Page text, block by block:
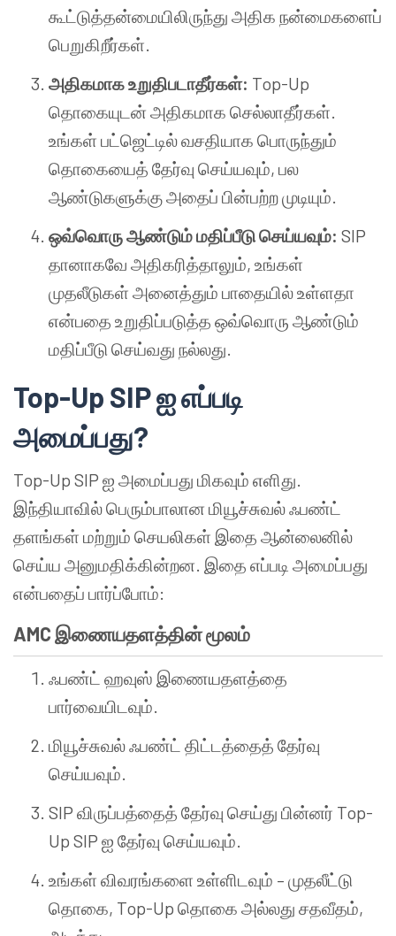
கூட்டுத்தன்மையிலிருந்து அதிக நன்மைகளைப்
பெறுகிறீர்கள்.
அதிகமாக உறுதிபடாதீர்கள்: Top-Up
தொகையுடன் அதிகமாக செல்லாதீர்கள்.
உங்கள் பட்ஜெட்டில் வசதியாக பொருந்தும்
தொகையைத் தேர்வு செய்யவும், பல
ஆண்டுகளுக்கு அதைப் பின்பற்ற முடியும்.
ஒவ்வொரு ஆண்டும் மதிப்பீடு செய்யவும்: SIP
தானாகவே அதிகரித்தாலும், உங்கள்
முதலீடுகள் அனைத்தும் பாதையில் உள்ளதா
என்பதை உறுதிப்படுத்த ஒவ்வொரு ஆண்டும்
மதிப்பீடு செய்வது நல்லது.
Top-Up SIP ஐ எப்படி
அமைப்பது?
Top-Up SIP ஐ அமைப்பது மிகவும் எளிது.
இந்தியாவில் பெரும்பாலான மியூச்சுவல் ஃபண்ட்
தளங்கள் மற்றும் செயலிகள் இதை ஆன்லைனில்
செய்ய அனுமதிக்கின்றன. இதை எப்படி அமைப்பது
என்பதைப் பார்ப்போம்:
AMC இணையதளத்தின் மூலம்
ஃபண்ட் ஹவுஸ் இணையதளத்தை
பார்வையிடவும்.
மியூச்சுவல் ஃபண்ட் திட்டத்தைத் தேர்வு
செய்யவும்.
SIP விருப்பத்தைத் தேர்வு செய்து பின்னர் Top-
Up SIP ஐ தேர்வு செய்யவும்.
உங்கள் விவரங்களை உள்ளிடவும் – முதலீட்டு
தொகை, Top-Up தொகை அல்லது சதவீதம்,